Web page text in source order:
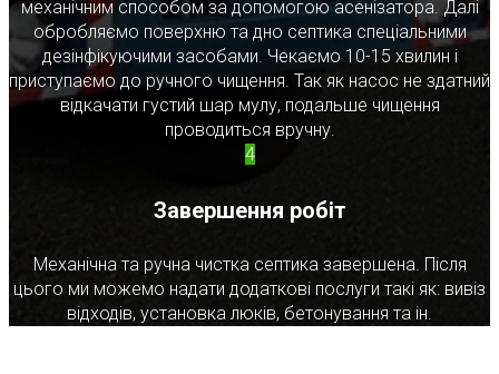
механічним способом за допомогою асенізатора. Далі
обробляємо поверхню та дно септика спеціальними
дезінфікуючими засобами. Чекаємо 10-15 хвилин і
приступаємо до ручного чищення. Так як насос не здатний
відкачати густий шар мулу, подальше чищення
проводиться вручну.
4
Завершення робіт
Механічна та ручна чистка септика завершена. Після
цього ми можемо надати додаткові послуги такі як: вивіз
відходів, установка люків, бетонування та ін.